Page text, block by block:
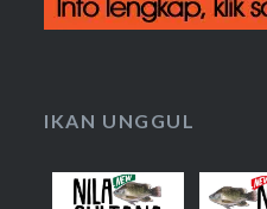
IKAN UNGGUL